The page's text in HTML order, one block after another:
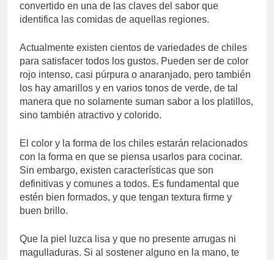
convertido en una de las claves del sabor que
identifica las comidas de aquellas regiones.
Actualmente existen cientos de variedades de chiles
para satisfacer todos los gustos. Pueden ser de color
rojo intenso, casi púrpura o anaranjado, pero también
los hay amarillos y en varios tonos de verde, de tal
manera que no solamente suman sabor a los platillos,
sino también atractivo y colorido.
El color y la forma de los chiles estarán relacionados
con la forma en que se piensa usarlos para cocinar.
Sin embargo, existen características que son
definitivas y comunes a todos. Es fundamental que
estén bien formados, y que tengan textura firme y
buen brillo.
Que la piel luzca lisa y que no presente arrugas ni
magulladuras. Si al sostener alguno en la mano, te